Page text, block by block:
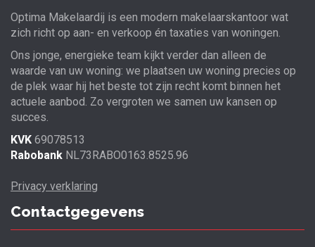
Optima Makelaardij is een modern makelaarskantoor wat
zich richt op aan- en verkoop én taxaties van woningen.
Ons jonge, energieke team kijkt verder dan alleen de
waarde van uw woning: we plaatsen uw woning precies op
de plek waar hij het beste tot zijn recht komt binnen het
actuele aanbod. Zo vergroten we samen uw kansen op
succes.
KVK 69078513
Rabobank NL73RABO0163.8525.96
Privacy verklaring
Contactgegevens